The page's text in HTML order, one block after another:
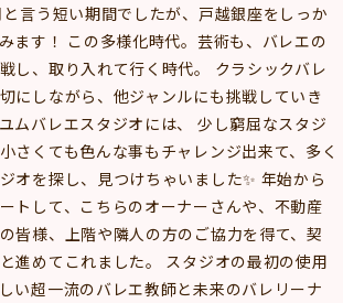
言う短い期間でしたが、戸越銀座をしっか
ます！ この多様化時代。芸術も、バレエの
し、取り入れて行く時代。 クラシックバレ
にしながら、他ジャンルにも挑戦していき
ムバレエスタジオには、 少し窮屈なスタジ
さくても色んな事もチャレンジ出来て、多く
オを探し、見つけちゃいました✨ 年始から
トして、こちらのオーナーさんや、不動産
皆様、上階や隣人の方のご協力を得て、契
めてこれました。 スタジオの最初の使用
い超一流のバレエ教師と未来のバレリーナ